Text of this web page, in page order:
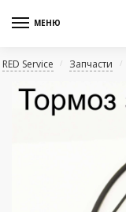
МЕНЮ
RED Service / Запчасти /